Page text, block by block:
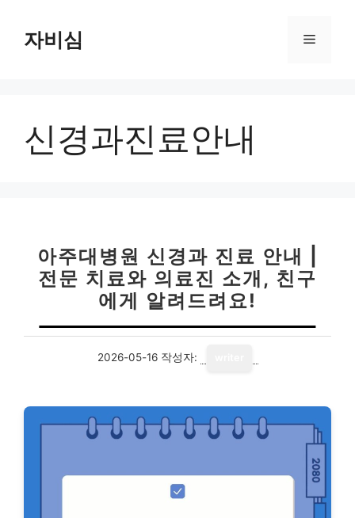
자비심 메
신경과진료안내
아주대병원 신경과 진료 안내 |
전문 치료와 의료진 소개, 친구
에게 알려드려요!
2026-05-16 작성자: